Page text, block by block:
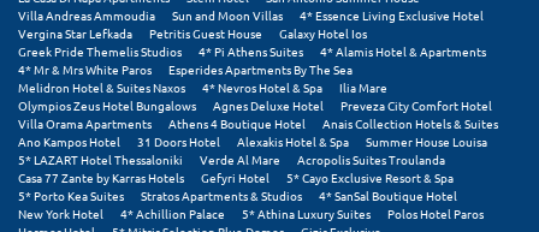
Σάμος
Σαντορίνη
Σέριφος
Σέρρες
Σιθωνία
Villa Andreas Ammoudia
Sun and Moon Villas
4* Essence Living Exclusive Hotel
Vergina Star Lefkada
Petritis Guest House
Galaxy Hotel Ios
Greek Pride Themelis Studios
4* Pi Athens Suites
4* Alamis Hotel & Apartments
4* Mr & Mrs White Paros
Esperides Apartments By The Sea
Melidron Hotel & Suites Naxos
4* Nevros Hotel & Spa
Ilia Mare
Olympios Zeus Hotel Bungalows
Agnes Deluxe Hotel
Preveza City Comfort Hotel
Villa Orama Apartments
Athens 4 Boutique Hotel
Anais Collection Hotels & Suites
Ano Kampos Hotel
31 Doors Hotel Alexakis Hotel & Spa
Summer House Louisa
5* LAZART Hotel Thessaloniki
Verde Al Mare
Acropolis Suites Troulanda
Casa 77 Zante by Karras Hotels
Gefyri Hotel
5* Cayo Exclusive Resort & Spa
5* Porto Kea Suites
Stratos Apartments & Studios
4* SanSal Boutique Hotel
New York Hotel
4* Achillion Palace 5* Athina Luxury Suites
Polos Hotel Paros